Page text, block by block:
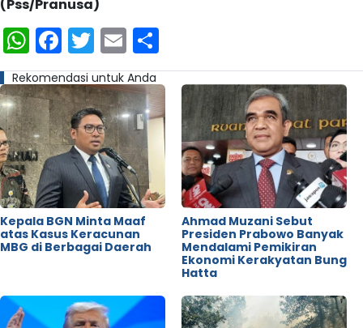
(Pss/Pranusa)
WhatsApp
Facebook
Twitter
Email
Rekomendasi untuk Anda
Kepala BGN Minta Maaf
atas Kasus Keracunan
MBG di Berbagai Daerah
Ahmad Muzani Sebut
Presiden Prabowo Banyak
Mendalami Pemikiran
Ekonomi Kerakyatan Bung
Hatta